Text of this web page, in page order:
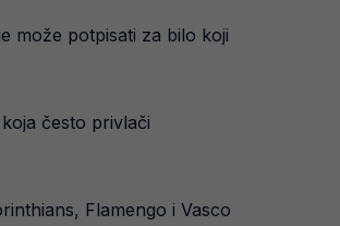
može potpisati za bilo koji
često privlači
Flamengo i Vasco